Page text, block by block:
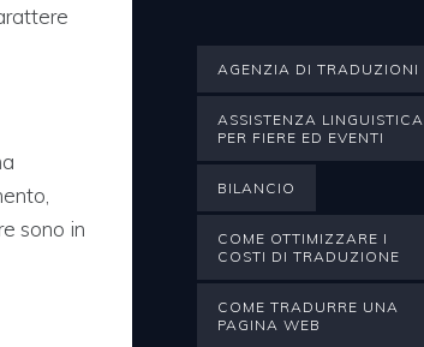
sono in
AGENZIA DI TRADUZIONI
ASSISTENZA LINGUISTICA
PER FIERE ED EVENTI
BILANCIO
COME OTTIMIZZARE I
COSTI DI TRADUZIONE
COME TRADURRE UNA
PAGINA WEB